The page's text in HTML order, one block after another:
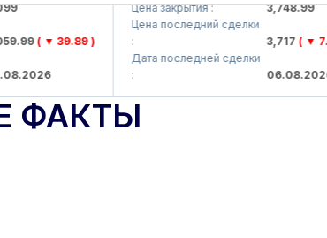
( ▼ 39.89 )
Цена закрытия :
3,748.99
Цена последний сделки
3,717( ▼ 7.0 )
Дата последней сделки
06.08.2026
ФАКТЫ